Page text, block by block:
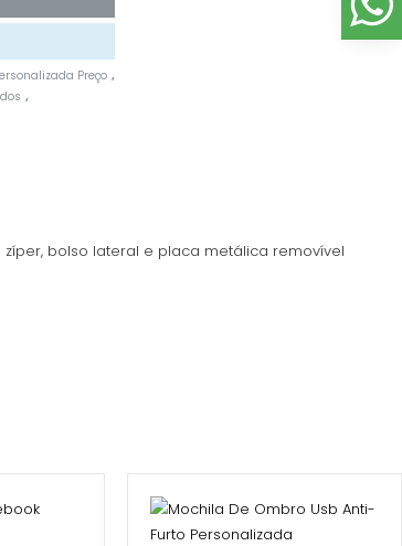
Preço ,
,
bolso lateral e placa metálica removível